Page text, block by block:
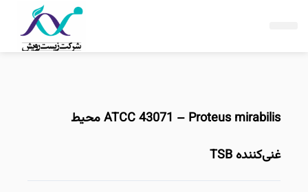
ATCC 43071 – Proteus mirabilis محیط
غنی‌کننده TSB